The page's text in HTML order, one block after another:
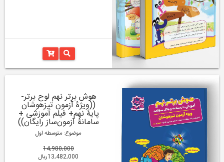
هوش برتر نهم لوح برتر-
((ویژۀ آزمون تیزهوشان
پایۀ نهم+ فیلم آموزشی +
سامانۀ آزمون‌ساز رایگان))
موضوع: متوسطه اول
14,980,000
13,482,000ریال